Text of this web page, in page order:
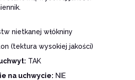
nietkanej włókniny
(tektura wysokiej jakości)
TAK
na uchwycie: NIE